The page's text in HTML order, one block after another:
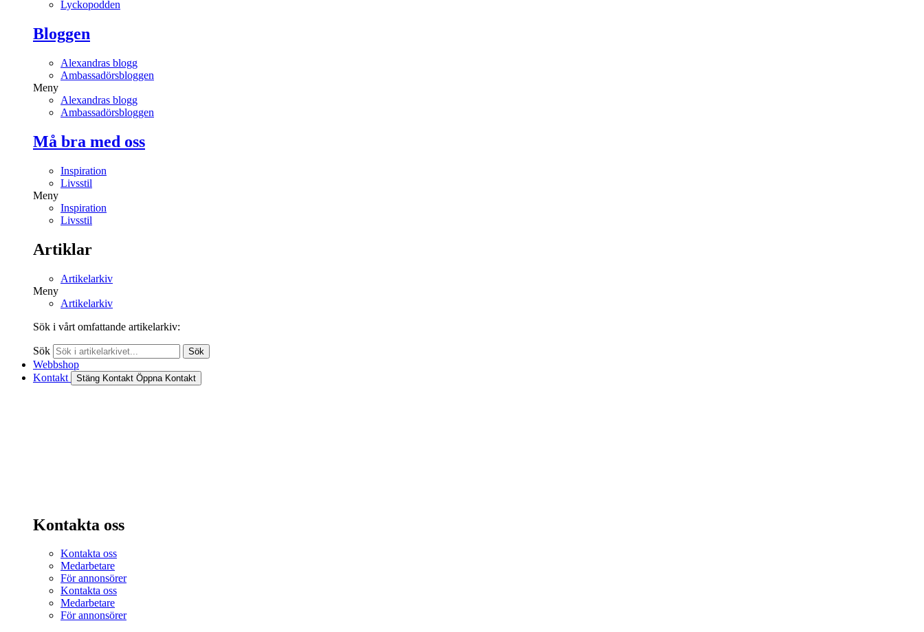
Lyckopodden
Bloggen
Alexandras blogg
Ambassadörsbloggen
Meny
Alexandras blogg
Ambassadörsbloggen
Må bra med oss
Inspiration
Livsstil
Meny
Inspiration
Livsstil
Artiklar
Artikelarkiv
Meny
Artikelarkiv
Sök i vårt omfattande artikelarkiv:
Sök Sök
Webbshop
Kontakt
Stäng Kontakt Öppna Kontakt
Kontakta oss
Kontakta oss
Medarbetare
För annonsörer
Kontakta oss
Medarbetare
För annonsörer